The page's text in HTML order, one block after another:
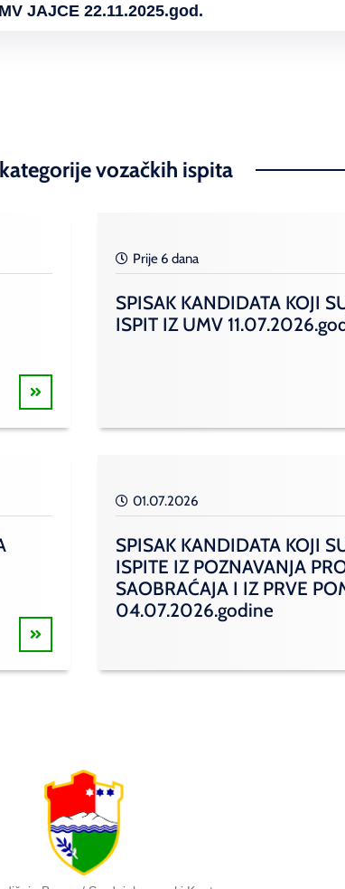
JAJCE 22.11.2025.god.
vozačkih ispita
Prije 6 dana
SPISAK KANDIDATA KOJI
ISPIT IZ UMV
01.07.2026
SPISAK KANDIDATA KOJI
ISPITE IZ POZNAVANJA
SAOBRAĆAJA I IZ PRVE
04.07.2026.godine